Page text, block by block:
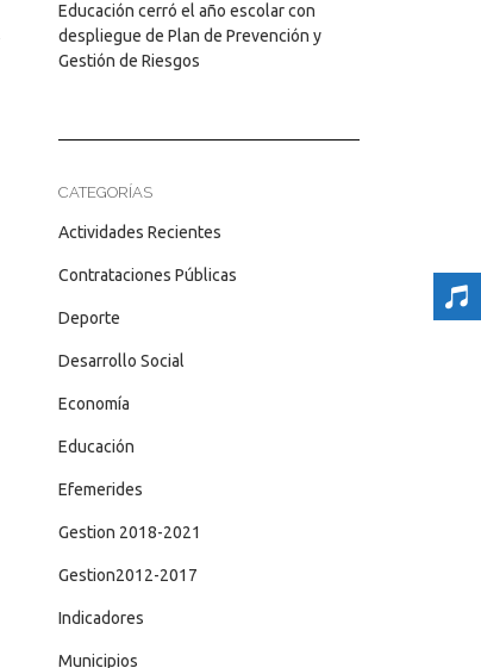
Educación cerró el año escolar con
despliegue de Plan de Prevención y
Gestión de Riesgos
CATEGORÍAS
Actividades Recientes
Contrataciones Públicas
Deporte
Desarrollo Social
Economía
Educación
Efemerides
Gestion 2018-2021
Gestion2012-2017
Indicadores
Municipios